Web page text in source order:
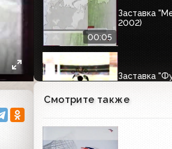
00:05
Заставка
2002)
00:08
Заставка
Смотрите также